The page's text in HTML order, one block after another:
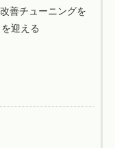
善チューニングを
迎える